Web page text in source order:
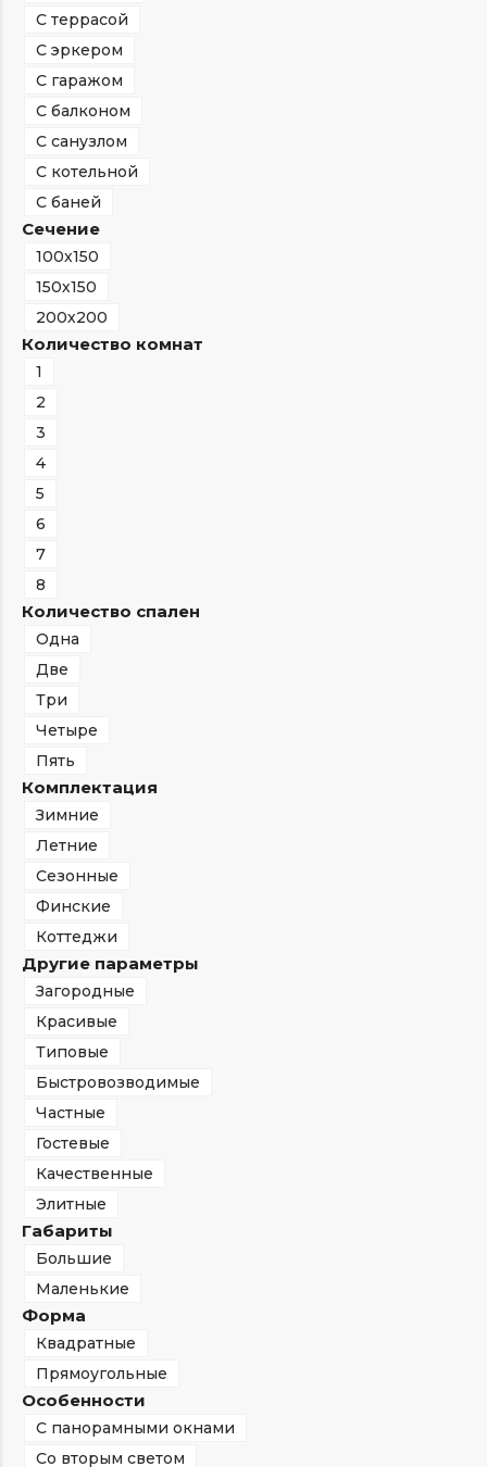
С террасой
С эркером
С гаражом
С балконом
С санузлом
С котельной
С баней
Сечение
100х150
150х150
200х200
Количество комнат
1
2
3
4
5
6
7
8
Количество спален
Одна
Две
Три
Четыре
Пять
Комплектация
Зимние
Летние
Сезонные
Финские
Коттеджи
Другие параметры
Загородные
Красивые
Типовые
Быстровозводимые
Частные
Гостевые
Качественные
Элитные
Габариты
Большие
Маленькие
Форма
Квадратные
Прямоугольные
Особенности
С панорамными окнами
Со вторым светом